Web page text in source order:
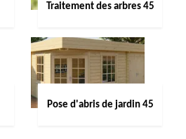
Traitement des arbres 45
Pose d'abris de jardin 45